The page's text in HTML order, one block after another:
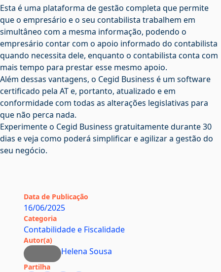
Esta é uma plataforma de gestão completa que permite
que o empresário e o seu contabilista trabalhem em
simultâneo com a mesma informação, podendo o
empresário contar com o apoio informado do contabilista
quando necessita dele, enquanto o contabilista conta com
mais tempo para prestar esse mesmo apoio.
Além dessas vantagens, o Cegid Business é um software
certificado pela AT e, portanto, atualizado e em
conformidade com todas as alterações legislativas para
que não perca nada.
Experimente o Cegid Business gratuitamentedurante 30
dias e veja como poderá simplificar e agilizar a gestão do
seu negócio.
Data de Publicação
16/06/2025
Categoria
Contabilidade e Fiscalidade
Autor(a)
Helena Sousa
Partilha